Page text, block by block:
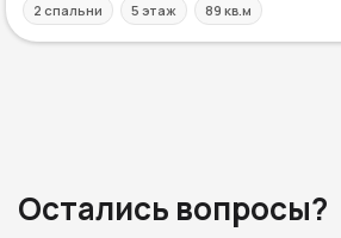
2 спальни 5 этаж 89 кв.м
Остались вопросы?